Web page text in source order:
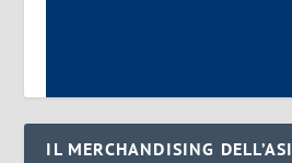
IL MERCHANDISING DELL’ASI